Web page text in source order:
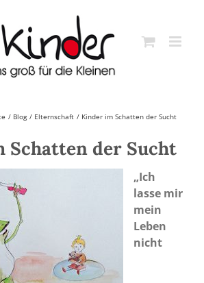
Blog Elternschaft Kinder im Schatten der Sucht
Schatten der Sucht
„Ich
lasse mir
mein
Leben
nicht